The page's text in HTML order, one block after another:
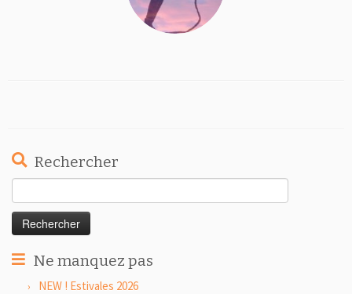
Rechercher
Ne manquez pas
NEW ! Estivales 2026